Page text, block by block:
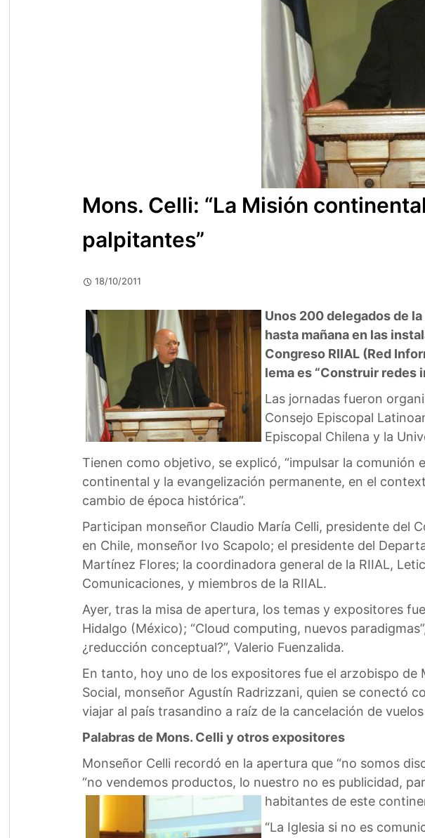
Mons. Celli: “La Misión
palpitantes”
18/10/2011
Unos 200 delegados de
hasta mañana en las
Congreso RIIAL (Red
lema es “Construir redes
Las jornadas fueron
Consejo Episcopal
Episcopal Chilena y la
Tienen como objetivo, se explicó, “impulsar la comunión
continental y la evangelización permanente, en el
cambio de época histórica”.
Participan monseñor Claudio María Celli, presidente del
en Chile, monseñor Ivo Scapolo; el presidente del
Martínez Flores; la coordinadora general de la RIIAL,
Comunicaciones, y miembros de la RIIAL.
Ayer, tras la misa de apertura, los temas y expositores
Hidalgo (México); “Cloud computing, nuevos
¿reducción conceptual?”, Valerio Fuenzalida.
En tanto, hoy uno de los expositores fue el arzobispo
Social, monseñor Agustín Radrizzani, quien se conectó
viajar al país trasandino a raíz de la cancelación de
Palabras de Mons. Celli y otros expositores
Monseñor Celli recordó en la apertura que “no somos
“no vendemos productos, lo nuestro no es publicidad,
habitantes de este
“La Iglesia si no es